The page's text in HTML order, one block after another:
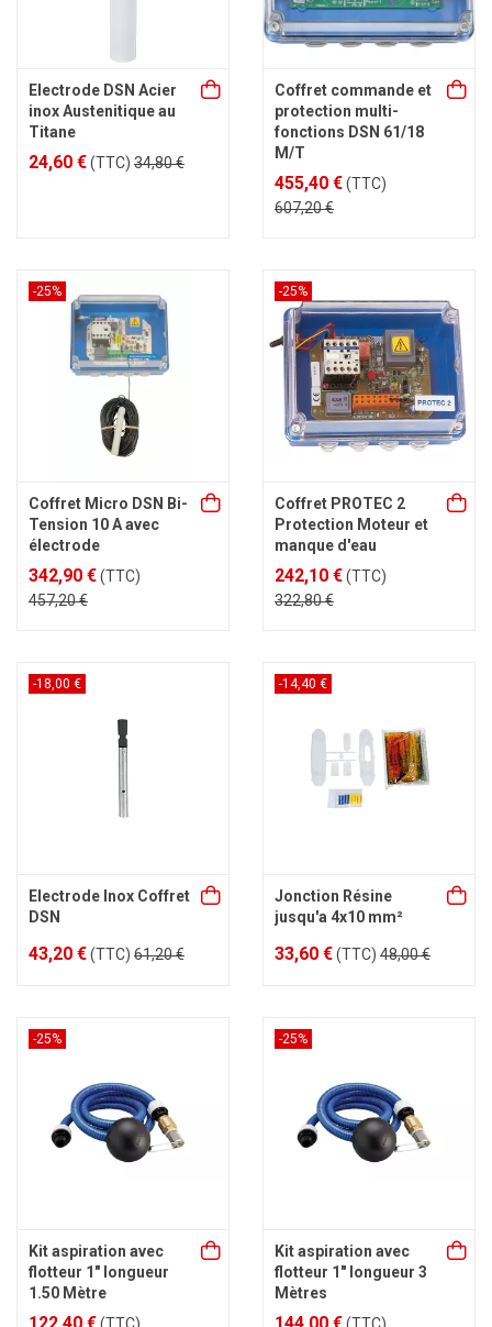
Electrode DSN Acier
inox Austenitique au
Titane
24,60 €(TTC) 34,80 €
Coffret commande et
protection multi-
fonctions DSN 61/18
M/T
455,40 €(TTC)
607,20 €
-25%
Coffret Micro DSN Bi-
Tension 10 A avec
électrode
342,90 €(TTC)
457,20 €
-25%
Coffret PROTEC 2
Protection Moteur et
manque d'eau
242,10 €(TTC)
322,80 €
-18,00 €
Electrode Inox Coffret
DSN
43,20 €(TTC) 61,20 €
-14,40 €
Jonction Résine
jusqu'a 4x10 mm²
33,60 €(TTC) 48,00 €
-25%
Kit aspiration avec
flotteur 1" longueur
1.50 Mètre
-25%
Kit aspiration avec
flotteur 1" longueur 3
Mètres